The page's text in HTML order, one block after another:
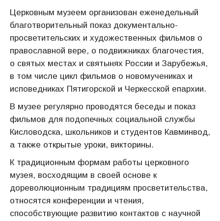
Церковным музеем организован еженедельный
благотворительный показ документально-
просветительских и художественных фильмов о
православной вере, о подвижниках благочестия,
о святых местах и святынях России и Зарубежья,
в том числе цикл фильмов о новомучениках и
исповедниках Пятигорской и Черкесской епархии.
В музее регулярно проводятся беседы и показ
фильмов для подопечных социальной службы
Кисловодска, школьников и студентов Кавминвод,
а также открытые уроки, викторины.
К традиционным формам работы церковного
музея, восходящим в своей основе к
дореволюционным традициям просветительства,
относятся конференции и чтения,
способствующие развитию контактов с научной